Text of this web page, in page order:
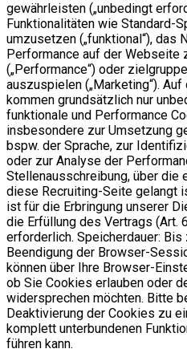
gewährleisten („unbedingt
Funktionalitäten wie Standard-
umzusetzen („funktional“), das
Performance auf der Webseite
(„Performance“) oder
auszuspielen („Marketing“).
kommen grundsätzlich nur
funktionale und Performance
insbesondere zur Umsetzung
bspw. der Sprache, zur
oder zur Analyse der
Stellenausschreibung, über die
diese Recruiting-Seite gelangt
ist für die Erbringung unserer
die Erfüllung des Vertrags (Art.
erforderlich. Speicherdauer:
Beendigung der Browser-
können über Ihre Browser-
ob Sie Cookies erlauben oder
widersprechen möchten. Bitte
Deaktivierung der Cookies zu
komplett unterbundenen
führen kann.